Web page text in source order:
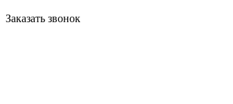
Заказать звонок